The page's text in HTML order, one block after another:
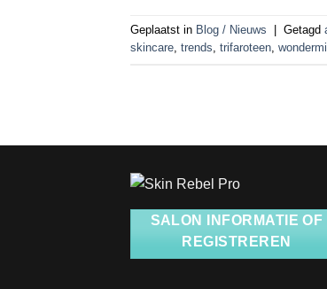
Geplaatst in Blog / Nieuws Getagd
skincare trends trifaroteen
SALON INFORMATIE OF
REGISTREREN